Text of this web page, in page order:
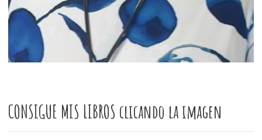
CONSIGUE MIS LIBROS clicando la imagen